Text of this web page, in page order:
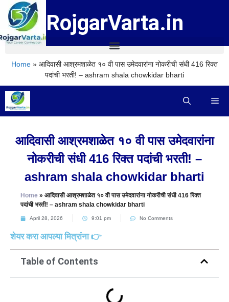
RojgarVarta.in
Home » आदिवासी आश्रमशाळेत १० वी पास उमेदवारांना नोकरीची संधी 416 रिक्त
पदांची भरती! – ashram shala chowkidar bharti
आदिवासी आश्रमशाळेत १० वी पास उमेदवारांना
नोकरीची संधी 416 रिक्त पदांची भरती! –
ashram shala chowkidar bharti
Home » आदिवासी आश्रमशाळेत १० वी पास उमेदवारांना नोकरीची संधी 416 रिक्त
पदांची भरती! – ashram shala chowkidar bharti
April 28, 2026 9:01 pm No Comments
शेयर करा आपल्या मित्रांना 👉
Table of Contents